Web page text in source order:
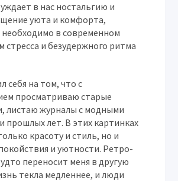
в нас ностальгию и
уюта и комфорта,
необходимо в современном
стресса и безудержного ритма
себя на том, что с
просматриваю старые
листаю журналы с модными
прошлых лет. В этих картинках
красоту и стиль, но и
и уютности. Ретро-
переносит меня в другую
текла медленнее, и люди